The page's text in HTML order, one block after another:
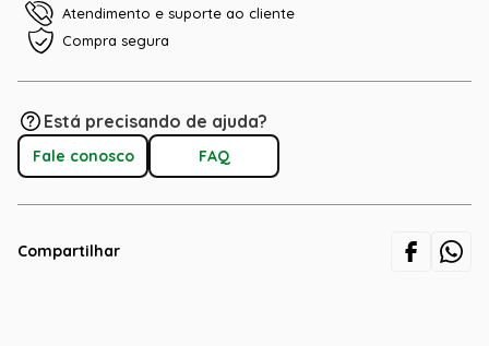
Atendimento e suporte ao cliente
Compra segura
Está precisando de ajuda?
Fale conosco FAQ
Compartilhar